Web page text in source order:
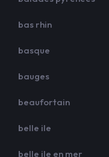
bas rhin
basque
bauges
beaufortain
belle ile
belle ile en mer